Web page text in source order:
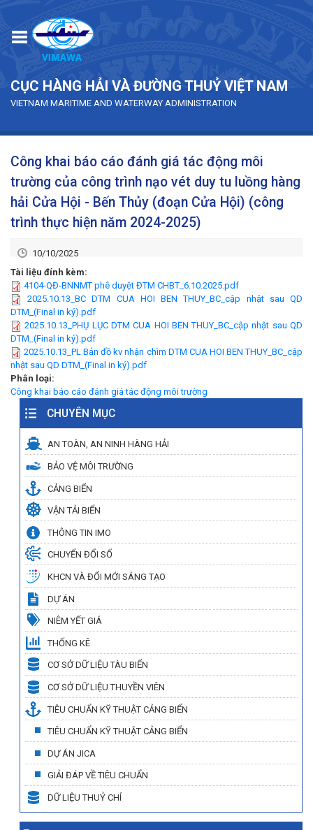
CỤC HÀNG HẢI VÀ ĐƯỜNG THUỶ VIỆT NAM
VIETNAM MARITIME AND WATERWAY ADMINISTRATION
Công khai báo cáo đánh giá tác động môi
trường của công trình nạo vét duy tu luồng hàng
hải Cửa Hội - Bến Thủy (đoạn Cửa Hội) (công
trình thực hiện năm 2024-2025)
10/10/2025
Tài liệu đính kèm:
4104-QĐ-BNNMT phê duyệt ĐTM CHBT_6.10.2025.pdf
2025.10.13_BC DTM CUA HOI BEN THUY_BC_cập nhật sau QD
DTM_(Final in ký).pdf
2025.10.13_PHỤ LỤC DTM CUA HOI BEN THUY_BC_cập nhật sau QD
DTM_(Final in ký).pdf
2025.10.13_PL Bản đồ kv nhận chìm DTM CUA HOI BEN THUY_BC_cập
nhật sau QD DTM_(Final in ký).pdf
Phân loại:
Công khai báo cáo đánh giá tác động môi trường
CHUYÊN MỤC
AN TOÀN, AN NINH HÀNG HẢI
BẢO VỆ MÔI TRƯỜNG
CẢNG BIỂN
VẬN TẢI BIỂN
THÔNG TIN IMO
CHUYỂN ĐỔI SỐ
KHCN VÀ ĐỔI MỚI SÁNG TẠO
DỰ ÁN
NIÊM YẾT GIÁ
THỐNG KÊ
CƠ SỞ DỮ LIỆU TÀU BIỂN
CƠ SỞ DỮ LIỆU THUYỀN VIÊN
TIÊU CHUẨN KỸ THUẬT CẢNG BIỂN
TIÊU CHUẨN KỸ THUẬT CẢNG BIỂN
DỰ ÁN JICA
GIẢI ĐÁP VỀ TIÊU CHUẨN
DỮ LIỆU THUỶ CHÍ